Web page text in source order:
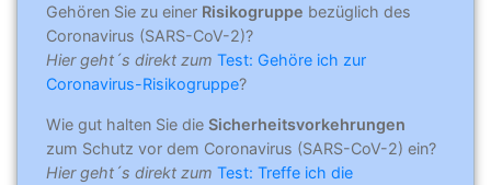
Gehören Sie zu einer Risikogruppe bezüglich des
Coronavirus (SARS-CoV-2)?
Hier geht´s direkt zum Test: Gehöre ich zur
Coronavirus-Risikogruppe?
Wie gut halten Sie die Sicherheitsvorkehrungen
zum Schutz vor dem Coronavirus (SARS-CoV-2) ein?
Hier geht´s direkt zum Test: Treffe ich die